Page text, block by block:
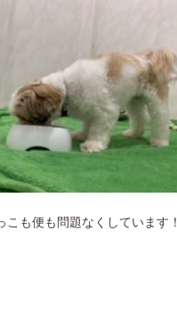
こも便も問題なくしています！